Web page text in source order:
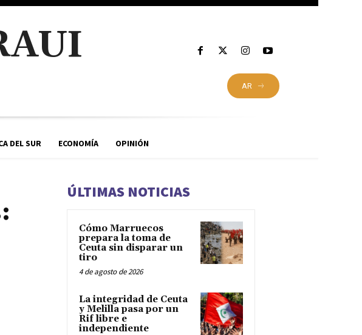
AR
DEL SUR ECONOMÍA OPINIÓN
ÚLTIMAS NOTICIAS
Cómo Marruecos
prepara la toma de
Ceuta sin disparar un
tiro
4 de agosto de 2026
La integridad de Ceuta
y Melilla pasa por un
Rif libre e
independiente